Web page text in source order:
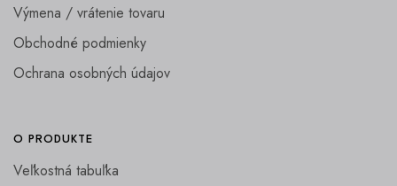
Výmena / vrátenie tovaru
Obchodné podmienky
Ochrana osobných údajov
O PRODUKTE
Veľkostná tabuľka